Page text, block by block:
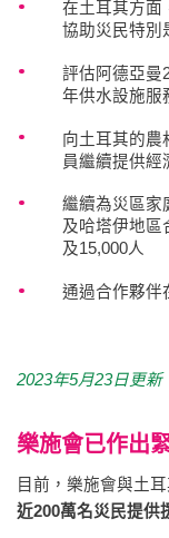
在土耳其方面
協助災民特別
評估阿德亞曼
年供水設施服
向土耳其的農
員繼續提供經
繼續為災區家
及哈塔伊地區
及15,000人
通過合作夥伴
2023年5月23日更新
樂施會已作出
目前，樂施會與土
近200萬名災民提